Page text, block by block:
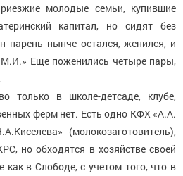
молодые семьи, купившие
капитал, но сидят без
парень нынче остался, женился, и
Еще поженились четыре пары,
только в школе-детсаде, клубе,
ферм нет. Есть одно КФХ «А.А.
(молокозаготовитель),
но обходятся в хозяйстве своей
в Слободе, с учетом того, что в